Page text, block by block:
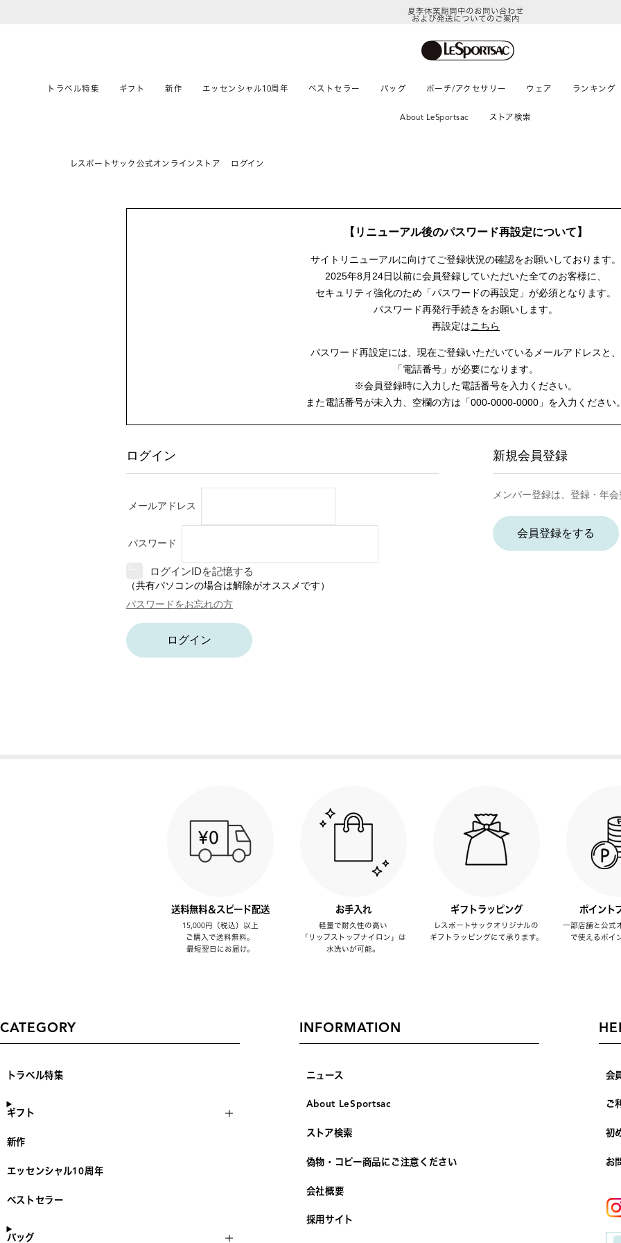
夏季休業期間中のお問い合わせ
および発送についてのご案内
トラベル特集 ギフト 新作 エッセンシャル10周年 ベストセラー バッグ ポーチ/アクセサリー ウェア ランキング
About LeSportsac ストア検索
レスポートサック公式オンラインストア ログイン
【リニューアル後のパスワード再設定について】
サイトリニューアルに向けてご登録状況の確認をお願いしております。
2025年8月24日以前に会員登録していただいた全てのお客様に、
セキュリティ強化のため「パスワードの再設定」が必須となります。
パスワード再発行手続きをお願いします。
再設定はこちら
パスワード再設定には、 現在ご登録いただいているメールアドレスと、
「電話番号」が必要になります。
※会員登録時に入力した電話番号を入力ください。
また電話番号が未入力、空欄の方は 「000-0000-0000」を入力ください。
ログイン
メールアドレス
パスワード
ログインIDを記憶する
（共有パソコンの場合は解除がオススメです）
パスワードをお忘れの方
ログイン
新規会員登録
メンバー登録は、登録・年会
会員登録をする
送料無料＆スピード配送
15,000円（税込）以上
ご購入で送料無料。
最短翌日にお届け。
お手入れ
軽量で耐久性の高い
「リップストップナイロン」は
水洗いが可能。
ギフトラッピング
レスポートサックオリジナルの
ギフトラッピングにて承ります。
ポイント
一部店舗と公式
で使えるポイ
CATEGORY
トラベル特集
ギフト
新作
エッセンシャル10周年
ベストセラー
バッグ
INFORMATION
ニュース
About LeSportsac
ストア検索
偽物・コピー商品にご注意ください
会社概要
採用サイト
会
ご
初
お